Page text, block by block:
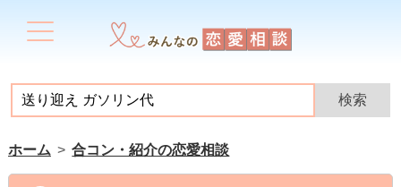
ホーム 合コン・紹介の恋愛相談